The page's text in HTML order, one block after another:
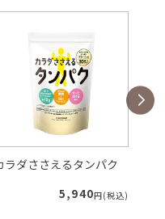
ラダささえるタンパク
5,940円(税込)